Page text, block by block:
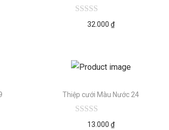
32.000 ₫
Thiệp cưới Màu Nước 24
13.000 ₫